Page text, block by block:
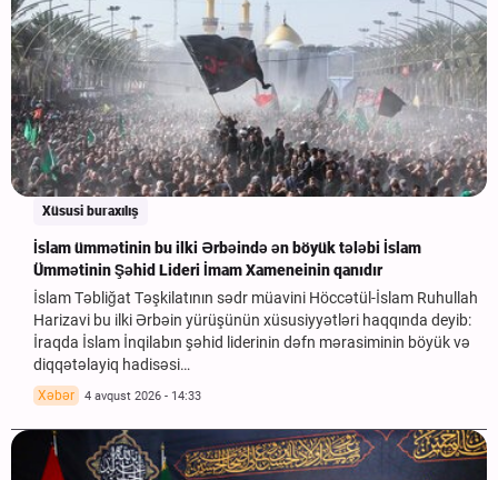
Xüsusi buraxılış
İslam ümmətinin bu ilki Ərbəində ən böyük tələbi İslam
Ümmətinin Şəhid Lideri İmam Xameneinin qanıdır
İslam Təbliğat Təşkilatının sədr müavini Höccətül-İslam Ruhullah
Harizavi bu ilki Ərbəin yürüşünün xüsusiyyətləri haqqında deyib:
İraqda İslam İnqilabın şəhid liderinin dəfn mərasiminin böyük və
diqqətəlayiq hadisəsi…
Xəbər 4 avqust 2026 - 14:33